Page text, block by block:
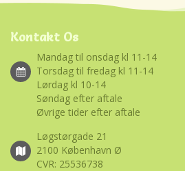
Kontakt Os
Mandag til onsdag kl 11-14
Torsdag til fredag kl 11-14
Lørdag kl 10-14
Søndag efter aftale
Øvrige tider efter aftale
Løgstørgade 21
2100 København Ø
CVR: 25536738